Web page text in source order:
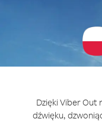
Dzięki Viber Out
dźwięku,